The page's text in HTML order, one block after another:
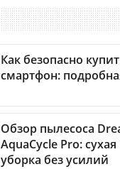
Как безопасно
смартфон:
Обзор пылесоса
AquaCycle Pro:
уборка без усилий